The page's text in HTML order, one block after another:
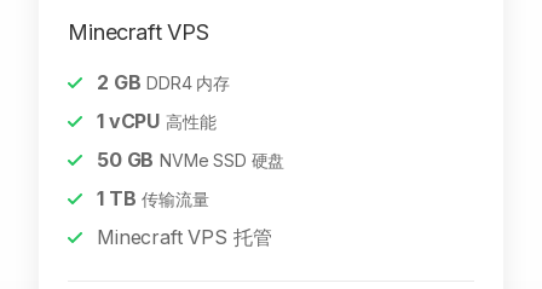
Minecraft VPS
2 GB DDR4 内存
1vCPU 高性能
50GB NVMe SSD 硬盘
1TB 传输流量
Minecraft VPS 托管